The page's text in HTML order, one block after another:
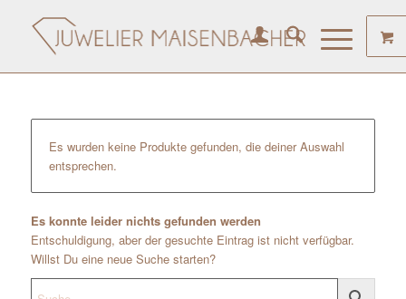
Es wurden keine Produkte gefunden, die deiner Auswahl
entsprechen.
Es konnte leider nichts gefunden werden
Entschuldigung, aber der gesuchte Eintrag ist nicht verfügbar.
Willst Du eine neue Suche starten?